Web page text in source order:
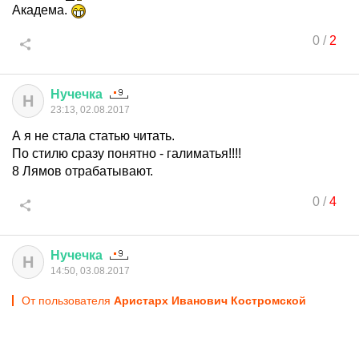
Академа.
0/ 2
Н Нучечка
23:13, 02.08.2017
А я не стала статью читать.
По стилю сразу понятно - галиматья!!!!
8 Лямов отрабатывают.
0/4
Н Нучечка
14:50, 03.08.2017
От пользователя Аристарх Иванович Костромской